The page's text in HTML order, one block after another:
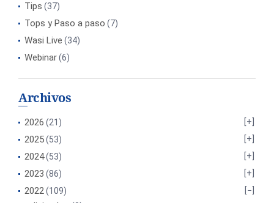
Tips (37)
Tops y Paso a paso (7)
Wasi Live (34)
Webinar(6)
Archivos
2026 (21)
2025(53)
2024(53)
2023 (86)
2022(109)